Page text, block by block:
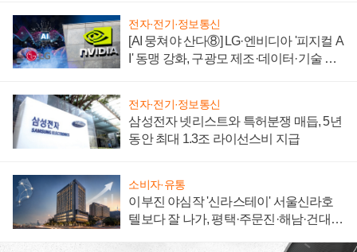
전자·전기·정보통신
[AI 뭉쳐야 산다⑧] LG·엔비디아 '피지컬 A
I' 동맹 강화, 구광모 제조·데이터·기술 결
전자·전기·정보통신
삼성전자 넷리스트와 특허분쟁 매듭, 5년
동안 최대 1.3조 라이선스비 지급
소비자·유통
이부진 야심작 '신라스테이' 서울신라호
텔보다 잘 나가, 평택·주문진·해남·건대로